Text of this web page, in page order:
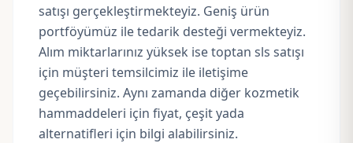
satışı gerçekleştirmekteyiz. Geniş ürün
portföyümüz ile tedarik desteği vermekteyiz.
Alım miktarlarınız yüksek ise toptan sls satışı
için müşteri temsilcimiz ile iletişime
geçebilirsiniz. Aynı zamanda diğer kozmetik
hammaddeleri için fiyat, çeşit yada
alternatifleri için bilgi alabilirsiniz.